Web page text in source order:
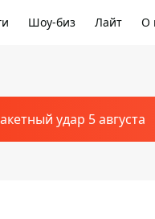
Шоу-биз Лайт О
удар 5 августа